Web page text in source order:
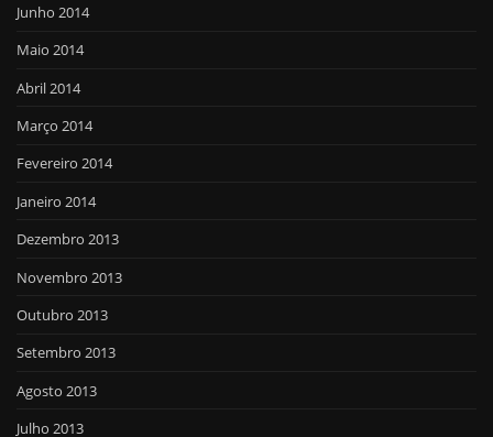
Junho 2014
Maio 2014
Abril 2014
Março 2014
Fevereiro 2014
Janeiro 2014
Dezembro 2013
Novembro 2013
Outubro 2013
Setembro 2013
Agosto 2013
Julho 2013